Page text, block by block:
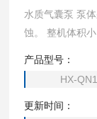
水质气囊泵 泵
蚀。 整机体积
产品型号：
HX-
更新时间：